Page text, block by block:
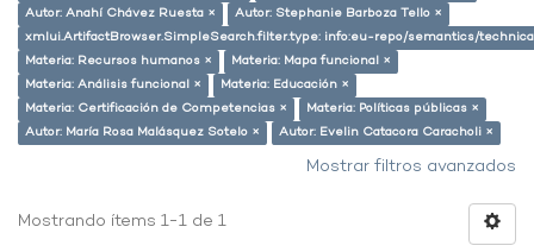
Autor: Anahí Chávez Ruesta ×
Autor: Stephanie Barboza Tello ×
xmlui.ArtifactBrowser.SimpleSearch.filter.type: info:eu-repo/semantics/
Materia: Recursos humanos ×
Materia: Mapa funcional ×
Materia: Análisis funcional ×
Materia: Educación ×
Materia: Certificación de Competencias ×
Materia: Políticas públicas ×
Autor: María Rosa Malásquez Sotelo ×
Autor: Evelin Catacora Caracholi ×
Mostrar filtros avanzados
Mostrando ítems 1-1 de 1